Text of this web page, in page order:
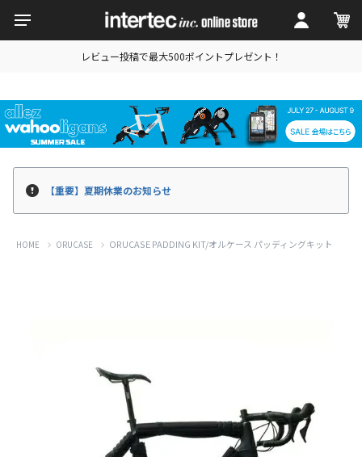
レビュー投稿で最大500ポイントプレゼント！
【重要】夏期休業のお知らせ
HOME ORUCASE ORUCASE PADDING KIT/オルケース パッディングキット